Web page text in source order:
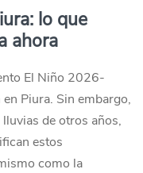
lo que
ahora
El Niño 2026-
Piura. Sin embargo,
de otros años,
estos
como la